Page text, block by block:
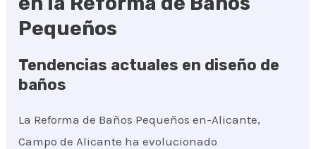
Pequeños
Tendencias actuales en diseño de
baños
La Reforma de Baños Pequeños en-Alicante,
Campo de Alicante ha evolucionado